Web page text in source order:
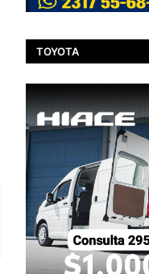
TOYOTA